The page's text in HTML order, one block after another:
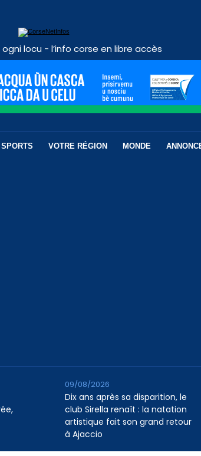
ogni locu - l’info corse en libre accès
SPORTS VOTRE RÉGION MONDE
Dix ans après sa disparition, le
club Sirella renaît : la natation
artistique fait son grand retour
à Ajaccio
09/08/2026